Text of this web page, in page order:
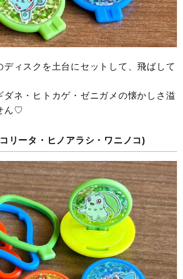
ディスクを土台にセットして、飛ばして
ダネ・ヒトカゲ・ゼニガメの懐かしさ溢
ん♡
リータ・ヒノアラシ・ワニノコ)